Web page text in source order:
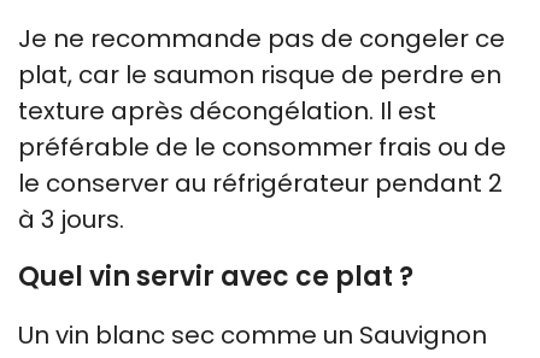
Je ne recommande pas de congeler ce
plat, car le saumon risque de perdre en
texture après décongélation. Il est
préférable de le consommer frais ou de
le conserver au réfrigérateur pendant 2
à 3 jours.
Quel vin servir avec ce plat ?
Un vin blanc sec comme un Sauvignon